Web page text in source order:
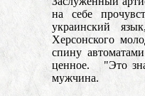
на себе
украинский
Херсонского
спину
ценное. "Это
мужчина.